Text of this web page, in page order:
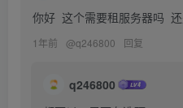
你好  这个需要租服务器吗
1年前 @q246800 回复
q246800